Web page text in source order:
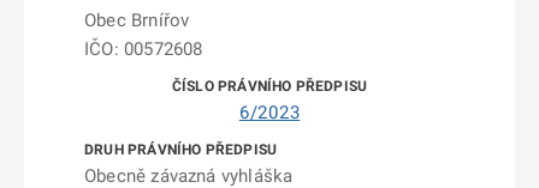
Obec Brnířov
IČO: 00572608
6/2023
Obecně závazná vyhláška